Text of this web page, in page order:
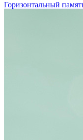
Горизонтальный